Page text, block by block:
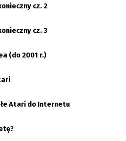
cz. 2
cz. 3
(do 2001 r.)
Atari do Internetu